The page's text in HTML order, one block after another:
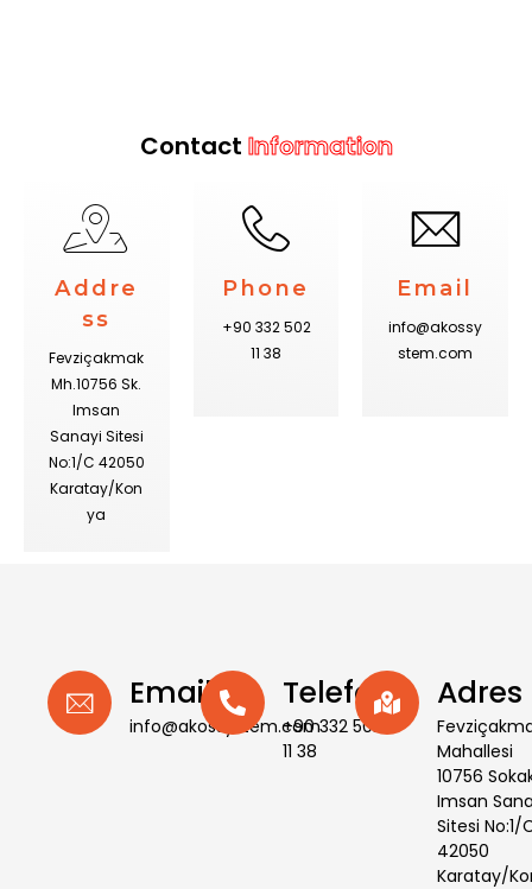
Contact Information
Addre
ss
Fevziçakmak
Mh.10756 Sk.
Imsan
Sanayi Sitesi
No:1/C 42050
Karatay/Kon
ya
Phone
+90 332 502
11 38
Email
info@akossy
stem.com
Email
info@akossystem.com
Telefon
+90 332 502
11 38
Adres
Mahallesi
10756
Imsan
Sitesi No:1/
42050
Karatay/